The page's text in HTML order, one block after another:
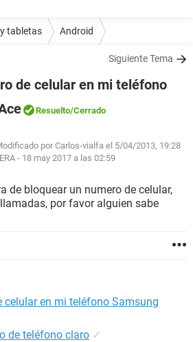
tabletas Android
Siguiente Tema
de celular en mi teléfono
Resuelto/Cerrado
por Carlos-vialfa el 5/04/2013, 19:28
- 18 may 2017 a las 02:59
de bloquear un numero de celular,
por favor alguien sabe
celular en mi teléfono Samsung
de teléfono claro ✓